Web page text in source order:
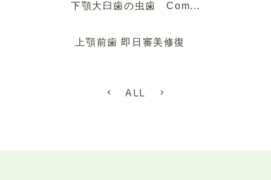
下顎大臼歯の虫歯 Com...
上顎前歯 即日審美修復
ALL